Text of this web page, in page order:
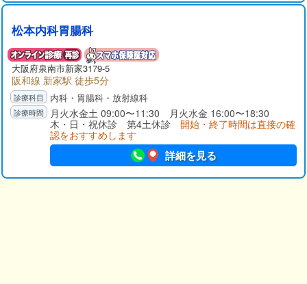
松本内科胃腸科
大阪府泉南市新家3179-5
阪和線 新家駅 徒歩5分
内科・胃腸科・放射線科
月火水金土 09:00〜11:30 月火水金 16:00〜18:30
木・日・祝休診 第4土休診 開始・終了時間は直接の確
認をおすすめします
詳細を見る